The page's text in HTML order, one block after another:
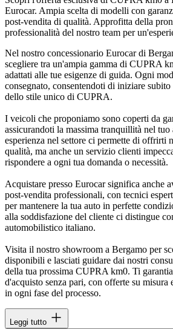
Eurocar. Ampia scelta di modelli con
post-vendita di qualità. Approfitta della
professionalità del nostro team per
Nel nostro concessionario Eurocar di
scegliere tra un'ampia gamma di CUPRA
adattati alle tue esigenze di guida. Ogni
consegnato, consentendoti di iniziare
dello stile unico di CUPRA.
I veicoli che proponiamo sono coperti da
assicurandoti la massima tranquillità nel tuo
esperienza nel settore ci permette di offrirti
qualità, ma anche un servizio clienti
rispondere a ogni tua domanda o necessità.
Acquistare presso Eurocar significa anche
post-vendita professionali, con tecnici
per mantenere la tua auto in perfette
alla soddisfazione del cliente ci distingue
automobilistico italiano.
Visita il nostro showroom a Bergamo per
disponibili e lasciati guidare dai nostri
della tua prossima CUPRA km0. Ti
d'acquisto senza pari, con offerte su misura
in ogni fase del processo.
Leggi tutto